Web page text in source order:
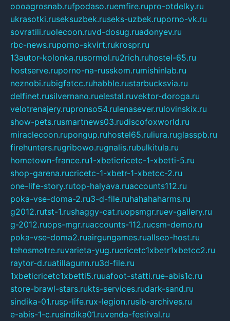
oooagrosnab.rufpodaso.ruemfire.rupro-otdelky.ru
ukrasotki.ruseksuzbek.ruseks-uzbek.ruporno-vk.ru
sovratili.ruolecoon.ruvd-dosug.ruadonyev.ru
rbc-news.ruporno-skvirt.rukrospr.ru
13autor-kolonka.rusormol.ru2rich.ruhostel-65.ru
hostserve.ruporno-na-russkom.rumishinlab.ru
neznobi.rubigfatcc.ruhabble.rustarbucksvia.ru
delfinet.rusilvernano.ruelestal.ruvektor-doroga.ru
velotrenajery.rupronso54.rulenasever.rulovinskix.ru
show-pets.rusmartnews03.rudiscofoxworld.ru
miraclecoon.rupongup.ruhostel65.ruliura.ruglasspb.ru
firehunters.rugribowo.rugnalis.rubulkitula.ru
hometown-france.ru1-xbeticricetc-1-xbetti-5.ru
shop-garena.rucricetc-1-xbetr-1-xbetcc-2.ru
one-life-story.rutop-halyava.ruaccounts112.ru
poka-vse-doma-2.ru3-d-file.ruhahahaharms.ru
g2012.rutst-1.rushaggy-cat.ruopsmgr.ruev-gallery.ru
g-2012.ruops-mgr.ruaccounts-112.rucsm-demo.ru
poka-vse-doma2.ruairgungames.ruallseo-host.ru
tehosmotre.ruvarieta-yug.rucricetc1xbetr1xbetcc2.ru
raytor-d.ruatillagunn.ru3d-file.ru
1xbeticricetc1xbetti5.ruuafoot-statti.rue-abis1c.ru
store-brawl-stars.rukts-services.rudark-sand.ru
sindika-01.rusp-life.rux-legion.rusib-archives.ru
e-abis-1-c.rusindika01.ruvenda-festival.ru